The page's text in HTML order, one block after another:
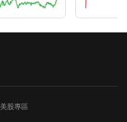
美股專區